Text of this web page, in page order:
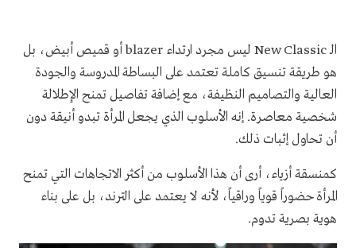
الـ New Classic ليس مجرد ارتداء blazer أو قميص أبيض، بل
هو طريقة تنسيق كاملة تعتمد على البساطة المدروسة والجودة
العالية والتصاميم النظيفة، مع إضافة تفاصيل تمنح الإطلالة
شخصية معاصرة. إنه الأسلوب الذي يجعل المرأة تبدو أنيقة دون
أن تحاول إثبات ذلك.
كمنسقة أزياء، أرى أن هذا الأسلوب من أكثر الاتجاهات التي تمنح
المرأة حضوراً قوياً وراقياً، لأنه لا يعتمد على الترند، بل على بناء
هوية بصرية تدوم.